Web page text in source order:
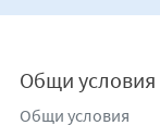
Общи условия
Общи условия